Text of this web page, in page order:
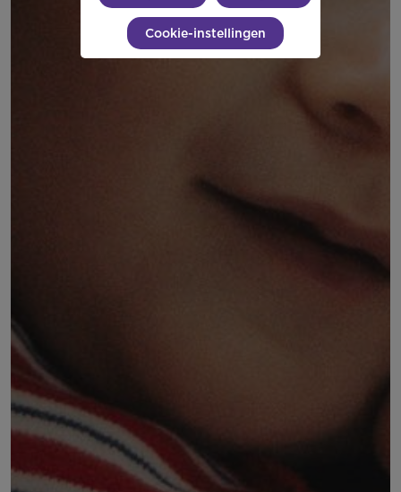
Cookie-instellingen